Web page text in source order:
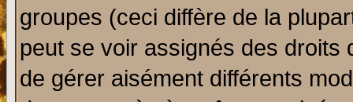
groupes (ceci diffère de la
peut se voir assignés des
de gérer aisément différents